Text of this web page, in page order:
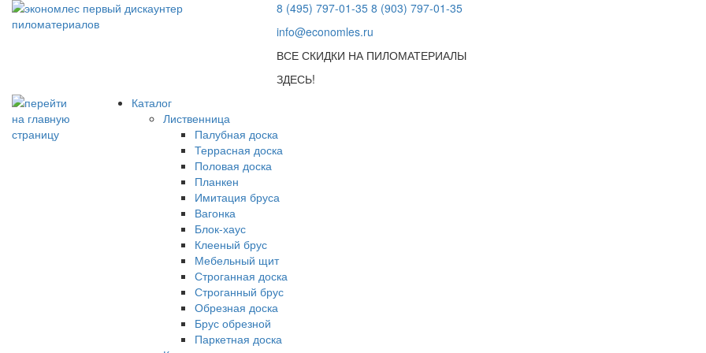
8 (495) 797-01-35 8 (903) 797-01-35
info@economles.ru
ВСЕ СКИДКИ НА ПИЛОМАТЕРИАЛЫ
ЗДЕСЬ!
Каталог
Лиственница
Палубная доска
Террасная доска
Половая доска
Планкен
Имитация бруса
Вагонка
Блок-хаус
Клееный брус
Мебельный щит
Строганная доска
Строганный брус
Обрезная доска
Брус обрезной
Паркетная доска